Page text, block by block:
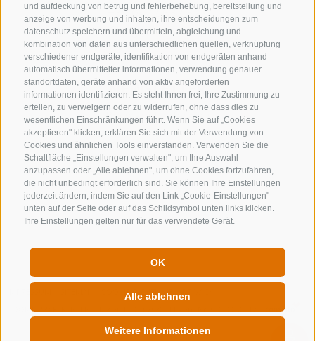
und aufdeckung von betrug und fehlerbehebung, bereitstellung und
anzeige von werbung und inhalten, ihre entscheidungen zum
datenschutz speichern und übermitteln, abgleichung und
kombination von daten aus unterschiedlichen quellen, verknüpfung
verschiedener endgeräte, identifikation von endgeräten anhand
automatisch übermittelter informationen, verwendung genauer
standortdaten, geräte anhand von aktiv angeforderten
informationen identifizieren. Es steht Ihnen frei, Ihre Zustimmung zu
erteilen, zu verweigern oder zu widerrufen, ohne dass dies zu
wesentlichen Einschränkungen führt. Wenn Sie auf „Cookies
akzeptieren" klicken, erklären Sie sich mit der Verwendung von
Cookies und ähnlichen Tools einverstanden. Verwenden Sie die
Schaltfläche „Einstellungen verwalten", um Ihre Auswahl
anzupassen oder „Alle ablehnen", um ohne Cookies fortzufahren,
die nicht unbedingt erforderlich sind. Sie können Ihre Einstellungen
jederzeit ändern, indem Sie auf den Link „Cookie-Einstellungen"
unten auf der Seite oder auf das Schildsymbol unten links klicken.
Ihre Einstellungen gelten nur für das verwendete Gerät.
OK
Alle ablehnen
Weitere Informationen
+39 0472 632 372
info@gossensass.org
NEWSLETTER
Bleib am Laufenden
Newsletter Anmelden
COOKIE-RICHTLINIE
COOKIE PRÄFERENZEN